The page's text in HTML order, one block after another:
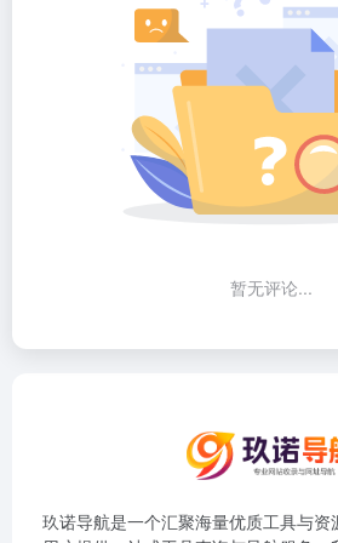
暂无评论...
玖诺导航是一个汇聚海量优质工具与